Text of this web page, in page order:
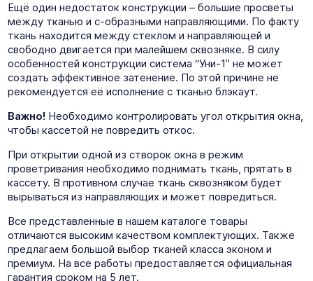
Ещё один недостаток конструкции – большие просветы
между тканью и с-образными направляющими. По факту
ткань находится между стеклом и направляющей и
свободно двигается при малейшем сквозняке. В силу
особенностей конструкции система “Уни-1” не может
создать эффективное затенение. По этой причине не
рекомендуется её исполнение с тканью блэкаут.
Важно! Необходимо контролировать угол открытия окна,
чтобы кассетой не повредить откос.
При открытии одной из створок окна в режим
проветривания необходимо поднимать ткань, прятать в
кассету. В противном случае ткань сквозняком будет
вырываться из направляющих и может повредиться.
Все представленные в нашем каталоге товары
отличаются высоким качеством комплектующих. Также
предлагаем большой выбор тканей класса эконом и
премиум. На все работы предоставляется официальная
гарантия сроком на 5 лет.